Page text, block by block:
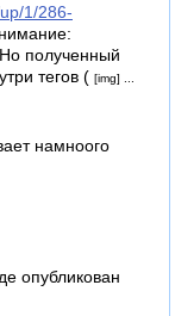
1/286-
полученный
тегов ( [img] ...
намноого
опубликован